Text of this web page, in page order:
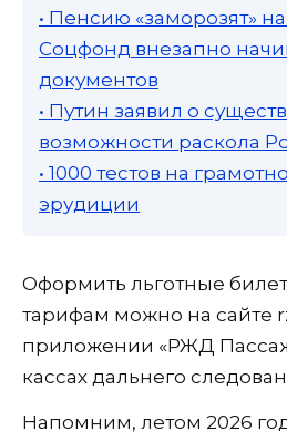
• Пенсию «заморозят»
Соцфонд внезапно
документов
• Путин заявил о
возможности раскола
• 1000 тестов на
эрудиции
Оформить льготные
тарифам можно на сайте
приложении «РЖД
кассах дальнего
Напомним, летом 2026